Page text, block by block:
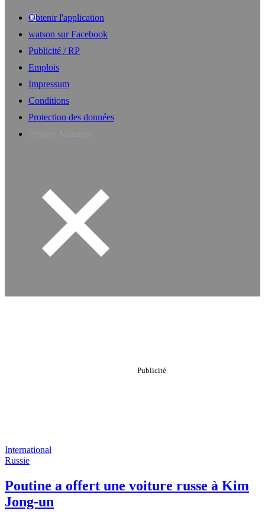
Obtenir l'application
watson sur Facebook
Publicité / RP
Emplois
Impressum
Conditions
Protection des données
International
Russie
Poutine a offert une voiture russe à Kim
Jong-un